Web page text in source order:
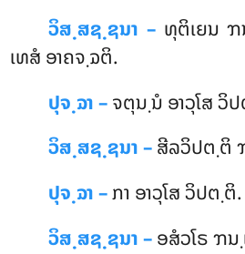
ວິສ຺ສຊ຺ຊນາ –ທຸຕິເຍນ ຠ
ເທສໍ ອາຄຈ຺ຉຕິ.
ປຸຈ຺ຉາ –ຈຕຸນ຺ນໍ ອາວຸໂສ
ວິສ຺ສຊ຺ຊນາ –ສີລວິປຕ຺ຕິ
ປຸຈ຺ຉາ –ກາ ອາວຸໂສ ວິປຕ຺ຕິ.
ວິສ຺ສຊ຺ຊນາ –ອສໍວໂຣ ຠ